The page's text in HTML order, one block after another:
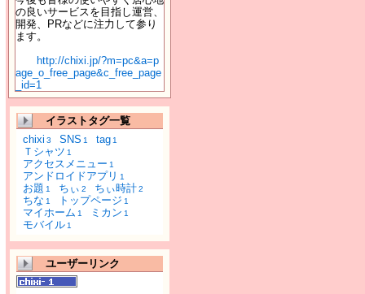
の良いサービスを目指し運営、
開発、PRなどに注力して参り
ます。
http://chixi.jp/?m=pc&a=p
age_o_free_page&c_free_page
_id=1
イラストタグ一覧
chixi 3 SNS 1 tag 1
Ｔシャツ 1
アクセスメニュー 1
アンドロイドアプリ 1
お題 1 ちぃ 2 ちぃ時計2
ちな 1 トップページ 1
マイホーム 1 ミカン 1
モバイル 1
ユーザーリンク